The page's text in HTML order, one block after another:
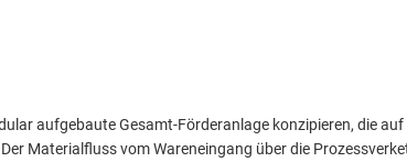
aufgebaute Gesamt-Förderanlage konzipieren, die
Materialfluss vom Wareneingang über die